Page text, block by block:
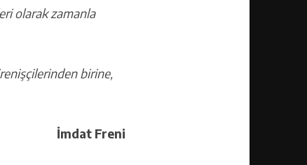
olarak zamanla
birine,
İmdat Freni